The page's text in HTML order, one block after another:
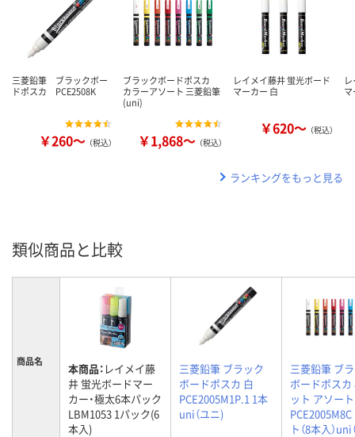
三菱鉛筆 ブラックボー
ドポスカ PCE2508K
￥260～ （税込）
ブラックボードポスカ
カラーアソート 三菱鉛筆
(uni)
￥1,868～ （税込）
レイメイ藤井 蛍光ボード
マーカー 白
￥620～ （税込）
ランキングをもっと見る
類似商品と比較
商品名 本商品： レイメイ藤
井 蛍光ボードマー
カー・極太6本パック
LBM1053 1パック(6
本入)
三菱鉛筆 ブラック
ボードポスカ 白
PCE2005M1P.1 1本
uni（ユニ)
三菱鉛筆 ブ
ボードポスカ
ット アソート
ト（8本入）uni